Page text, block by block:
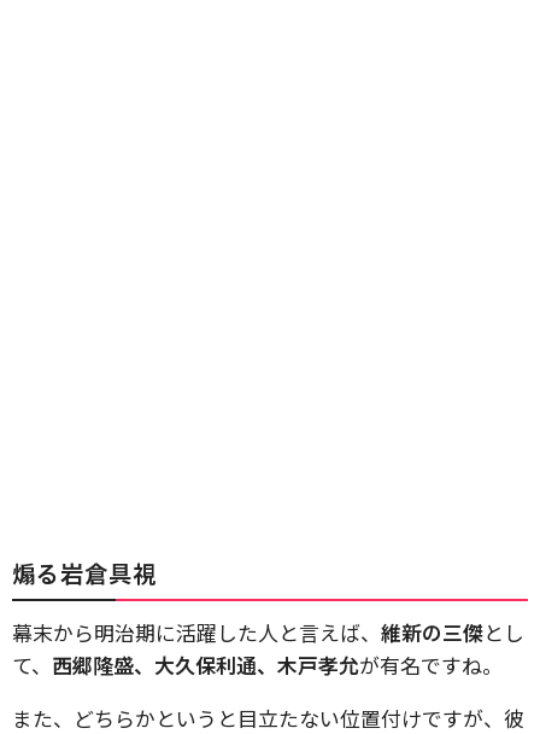
煽る岩倉具視
幕末から明治期に活躍した人と言えば、 維新の三傑とし
て、 西郷隆盛、大久保利通、木戸孝允が有名ですね。
また、どちらかというと目立たない位置付けですが、彼